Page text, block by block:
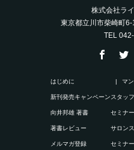
株式会社ラ
東京都立川市柴崎町
TEL
はじめに
新刊発売キャンペーン
向井邦雄 著書
著書レビュー
メルマガ登録
マ
スタッ
セミナ
サロン
セミナ